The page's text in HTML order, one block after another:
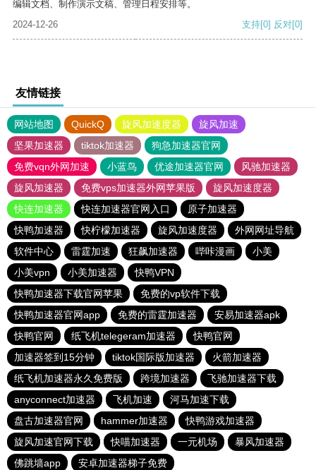
编辑文档、制作演示文稿、管理日程安排等。
2024-12-26
支持[0] 反对[0]
友情链接
网站地图 QuickQ 旋风加速度器
旋风加速
坚果加速器
tiktok加速器
狗急加速器官网
免费vqn外网加速
小蓝鸟 优途加速器官网
风驰加速器
旋风加速器
免费vps加速器外网苹果版
旋风加速度器
快连加速器
快连加速器官网入口
原子加速器
快鸭加速器
快柠檬加速器 旋风加速度器
外网网址导航
软件中心
雷霆加速 狂飙加速器 哔咔漫画
小美
小美vpn
小美加速器
快鸭VPN
快鸭加速器下载官网苹果
免费的vp软件下载
快鸭加速器官网app
免费的雷霆加速器
安易加速器apk
快鸭官网
纸飞机telegeram加速器
快鸭官网
加速器签到15分钟
tiktok国际版加速器
火箭加速器
纸飞机加速器永久免费版
跨境加速器
飞驰加速器下载
anyconnect加速器
飞机加速
河马加速下载
盘古加速器官网
hammer加速器
快鸭游戏加速器
旋风加速官网下载
快喵加速器 一元机场
暴风加速器
佛跳墙app
安卓加速器梯子免费